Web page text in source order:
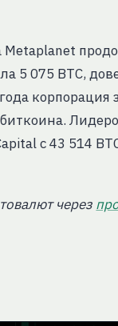
Metaplanet
5 075 BTC,
корпорация
с 43 514
через